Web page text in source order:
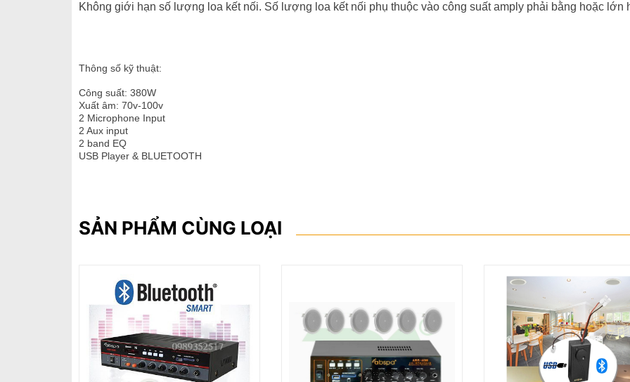
Không giới hạn số lượng loa kết nối. Số lượng loa kết nối phụ thuộc vào công suất amply phải bằng hoặc lớn
Thông số kỹ thuật:
Công suất: 380W
Xuất âm: 70v-100v
2 Microphone Input
2 Aux input
2 band EQ
USB Player & BLUETOOTH
SẢN PHẨM CÙNG LOẠI